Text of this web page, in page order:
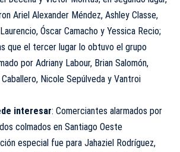
Ariel Alexander Méndez, Ashley Classe,
Óscar Camacho y Yessica Recio;
que el tercer lugar lo obtuvo el grupo
por Adriany Labour, Brian Salomón,
Caballero, Nicole Sepúlveda y Vantroi
interesar: Comerciantes alarmados por
colmados en Santiago Oeste
especial fue para Jahaziel Rodríguez,